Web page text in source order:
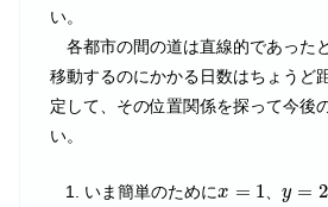
い。
各都市の間の道は直線的であった
移動するのにかかる日数はちょうど
定して、その位置関係を探って今後
い。
いま簡単のためにx = 1
x= 、y = 2
y